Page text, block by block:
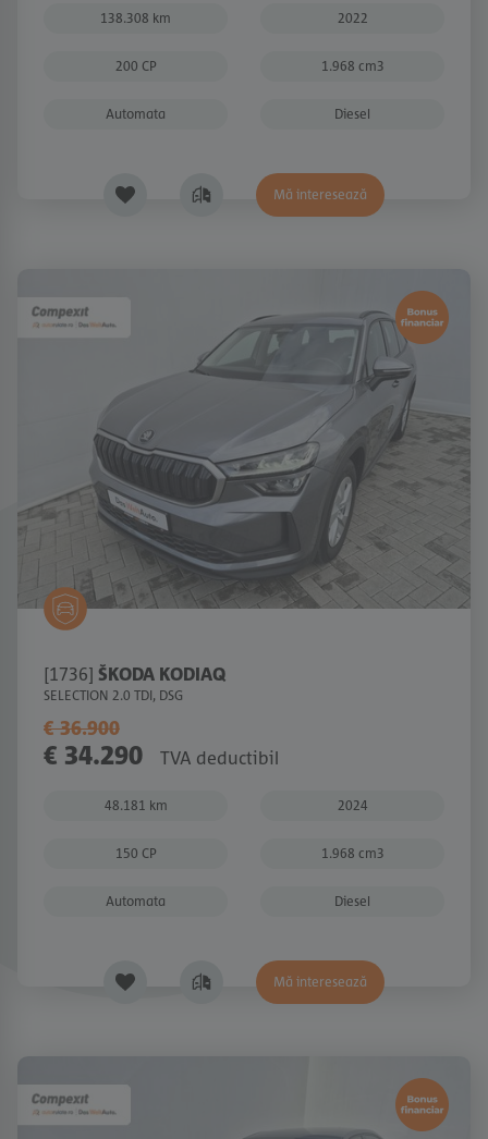
138.308 km 2022
200 CP 1.968 cm3
Automata Diesel
Mă interesează
[1736] ŠKODA KODIAQ
SELECTION 2.0 TDI, DSG
€ 36.900
€ 34.290 TVA deductibil
48.181 km 2024
150 CP 1.968 cm3
Automata Diesel
Mă interesează